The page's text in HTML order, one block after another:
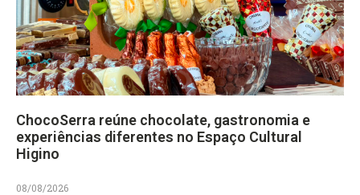
ChocoSerra reúne chocolate, gastronomia e
experiências diferentes no Espaço Cultural
Higino
08/08/2026